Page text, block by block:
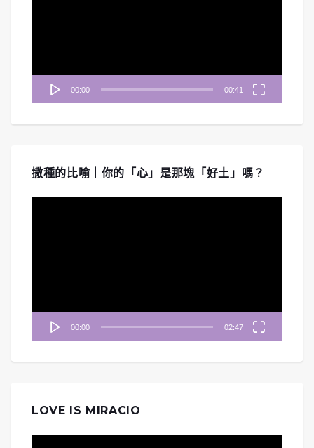
00:00 00:41
撒種的比喻｜你的「心」是那塊「好土」嗎？
00:00 02:47
LOVE IS MIRACIO